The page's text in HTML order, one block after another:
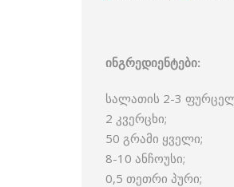
ინგრედიენტები:
სალათის 2-3
2 კვერცხი;
50 გრამი ყველი;
8-10 ანჩოუსი;
0,5 თეთრი პური;